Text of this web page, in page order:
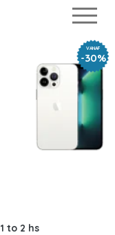
VANAF
-30%
1 to 2 hs